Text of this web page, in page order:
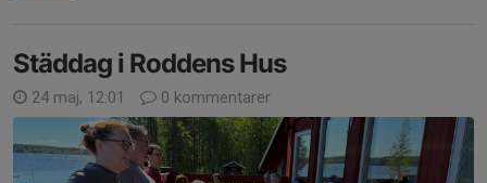
Städdag i Roddens Hus
24 maj, 12:01 0 kommentarer